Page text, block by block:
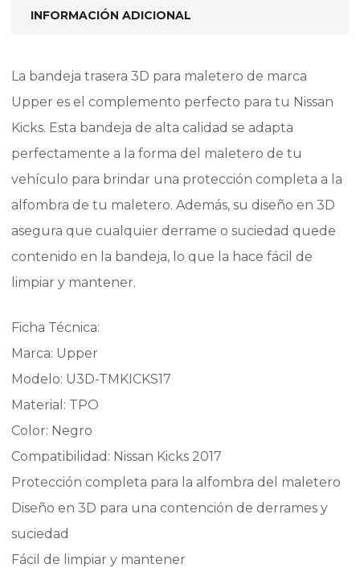
INFORMACIÓN ADICIONAL
La bandeja trasera 3D para maletero de marca
Upper es el complemento perfecto para tu Nissan
Kicks. Esta bandeja de alta calidad se adapta
perfectamente a la forma del maletero de tu
vehículo para brindar una protección completa a la
alfombra de tu maletero. Además, su diseño en 3D
asegura que cualquier derrame o suciedad quede
contenido en la bandeja, lo que la hace fácil de
limpiar y mantener.
Ficha Técnica:
Marca: Upper
Modelo: U3D-TMKICKS17
Material: TPO
Color: Negro
Compatibilidad: Nissan Kicks 2017
Protección completa para la alfombra del maletero
Diseño en 3D para una contención de derrames y
suciedad
Fácil de limpiar y mantener